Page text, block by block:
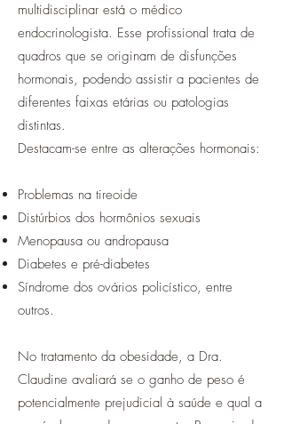
multidisciplinar está o médico
endocrinologista. Esse profissional trata de
quadros que se originam de disfunções
hormonais, podendo assistir a pacientes de
diferentes faixas etárias ou patologias
distintas.
Destacam-se entre as alterações hormonais:
Problemas na tireoide
Distúrbios dos hormônios sexuais
Menopausa ou andropausa
Diabetes e pré-diabetes
Síndrome dos ovários policístico, entre
outros.
No tratamento da obesidade, a Dra.
Claudine avaliará se o ganho de peso é
potencialmente prejudicial à saúde e qual a